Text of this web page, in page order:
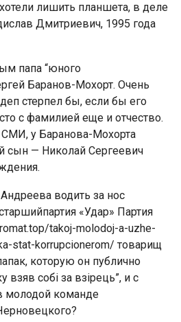
лишить планшета, в деле
Дмитриевич, 1995 года
папа “юного
Баранов-Мохорт. Очень
стерпел бы, если бы его
с фамилией еще и отчество.
у Баранова-Мохорта
сын — Николай Сергеевич
водить за нос
«Удар» Партия
takoj-molodoj-a-uzhe-
stat-korrupcionerom/ товарищ
которую он публично
собі за взірець”, и с
молодой команде